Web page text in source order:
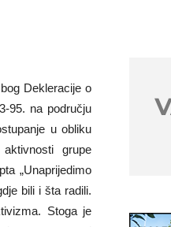
Dekleracije o
95. na području
u obliku
grupe
„Unaprijedimo
bili i šta radili.
Stoga je